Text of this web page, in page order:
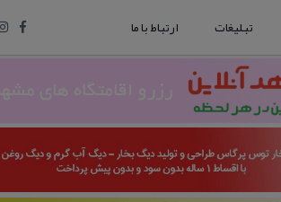
تبلیغات ارتباط با ما